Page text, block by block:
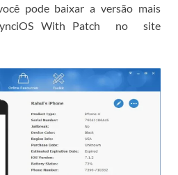
pode baixar a versão mais
With Patch no
site